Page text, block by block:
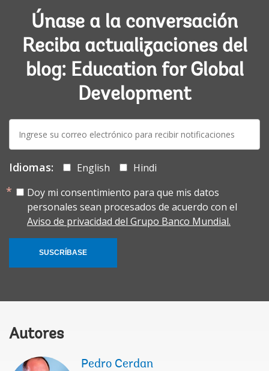
Únase a la conversación
Reciba actualizaciones del
blog: Education for Global
Development
mail:
Idiomas: English
Hindi
Doy mi consentimiento para que mis datos
personales sean procesados de acuerdo con el
Aviso de privacidad del Grupo Banco Mundial.
SUSCRÍBASE
Autores
Pedro Cerdan